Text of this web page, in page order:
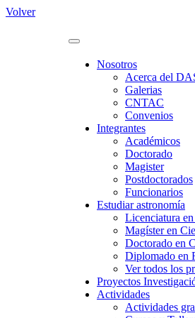
Volver
Nosotros
Acerca del
Galerias
CNTAC
Convenios
Integrantes
Académicos
Doctorado
Magister
Postdoctorados
Funcionarios
Estudiar astronomía
Licenciatura
Magíster en
Doctorado en
Diplomado en
Ver todos los
Proyectos
Actividades
Actividades